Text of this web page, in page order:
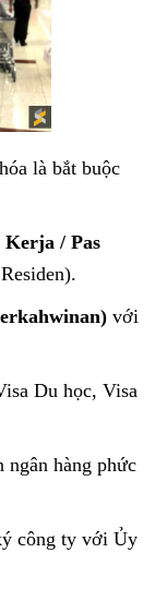
là bắt buộc
/ Pas
với
Du học, Visa
ngân hàng phức
công ty với Ủy